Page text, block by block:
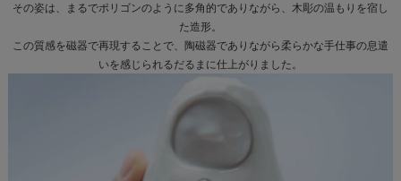
その姿は、まるでポリゴンのように多角的でありながら、木彫の温もりを宿し
た造形。
この質感を磁器で再現することで、陶磁器でありながら柔らかな手仕事の息遣
いを感じられるだるまに仕上がりました。